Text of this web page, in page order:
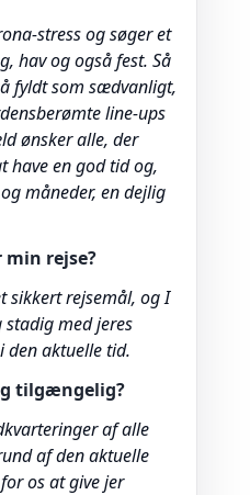
stress og søger et
hav og også fest. Så
fyldt som sædvanligt,
line-ups
ønsker alle, der
have en god tid og,
måneder, en dejlig
rejse?
sikkert rejsemål, og I
med jeres
den aktuelle tid.
tilgængelig?
af alle
af den aktuelle
os at give jer